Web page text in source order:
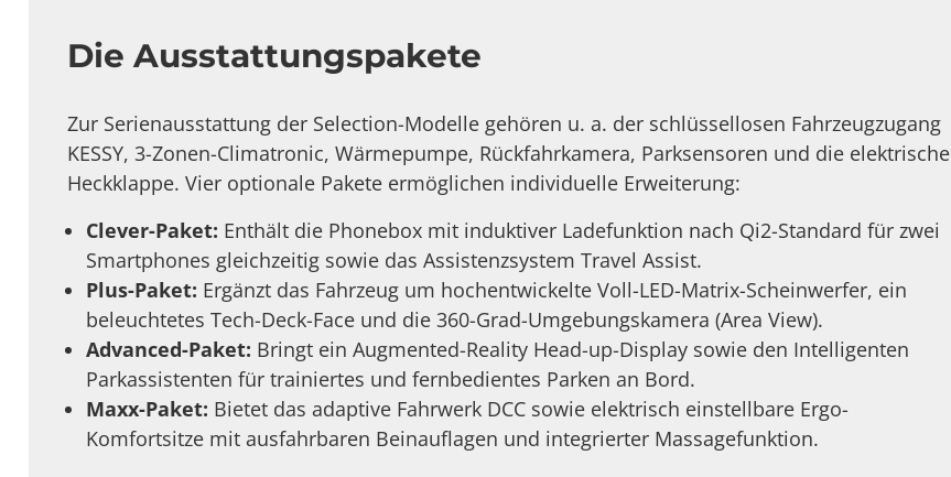
Die Ausstattungspakete
Zur Serienausstattung der Selection-Modelle gehören u. a. der schlüssellosen Fahrzeugzugang
KESSY, 3-Zonen-Climatronic, Wärmepumpe, Rückfahrkamera, Parksensoren und die elektrische
Heckklappe. Vier optionale Pakete ermöglichen individuelle Erweiterung:
Clever-Paket: Enthält die Phonebox mit induktiver Ladefunktion nach Qi2-Standard für zwei
Smartphones gleichzeitig sowie das Assistenzsystem Travel Assist.
Plus-Paket: Ergänzt das Fahrzeug um hochentwickelte Voll-LED-Matrix-Scheinwerfer, ein
beleuchtetes Tech-Deck-Face und die 360-Grad-Umgebungskamera (Area View).
Advanced-Paket: Bringt ein Augmented-Reality Head-up-Display sowie den Intelligenten
Parkassistenten für trainiertes und fernbedientes Parken an Bord.
Maxx-Paket: Bietet das adaptive Fahrwerk DCC sowie elektrisch einstellbare Ergo-
Komfortsitze mit ausfahrbaren Beinauflagen und integrierter Massagefunktion.